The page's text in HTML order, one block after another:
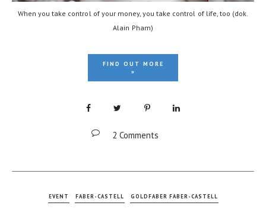
When you take control of your money, you take control of life, too (dok.
Alain Pham)
FIND OUT MORE
»
2 Comments
EVENT FABER-CASTELL GOLDFABER FABER-CASTELL